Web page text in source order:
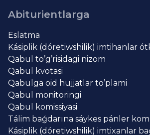
Abiturientlarga
Eslatma
Kásiplik (dóretiwshilik) imtihanlar
Qabul to’g’risidagi nizom
Qabul kvotasi
Qabulga oid hujjatlar to’plami
Qabul monitoringi
Qabul komissiyasi
Tálim baǵdarına sáykes pánler
Kásiplik (dóretiwshilik) imtixanlar